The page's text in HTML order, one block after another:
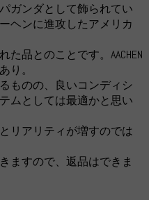
ガンダとして飾られてい
ヘンに進攻したアメリカ
品とのことです。AACHEN
り。
ものの、良いコンディシ
ムとしては最適かと思い
リアリティが増すのでは
ますので、返品はできま